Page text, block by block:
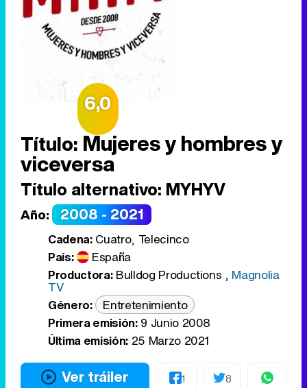
6,0
Título: Mujeres y hombres y
viceversa
Título alternativo: MYHYV
Año: 2008 - 2021
Cadena:Cuatro, Telecinco
País:
España
Productora: Bulldog Productions , Magnolia
TV
Género:
Entretenimiento
Primera emisión:9 Junio 2008
Última emisión:25 Marzo 2021
Ver tráiler 1 8